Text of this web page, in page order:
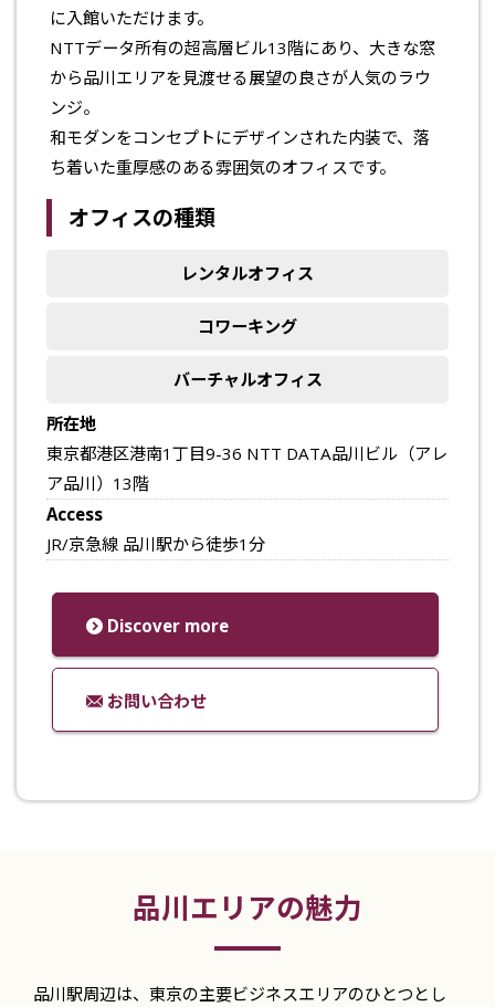
に入館いただけます。
NTTデータ所有の超高層ビル13階にあり、大きな窓
から品川エリアを見渡せる展望の良さが人気のラウ
ンジ。
和モダンをコンセプトにデザインされた内装で、落
ち着いた重厚感のある雰囲気のオフィスです。
オフィスの種類
レンタルオフィス
コワーキング
バーチャルオフィス
所在地
東京都港区港南1丁目9-36 NTT DATA品川ビル（アレ
ア品川）13階
Access
JR/京急線 品川駅から徒歩1分
Discover more
お問い合わせ
品川エリアの魅力
品川駅周辺は、東京の主要ビジネスエリアのひとつとし